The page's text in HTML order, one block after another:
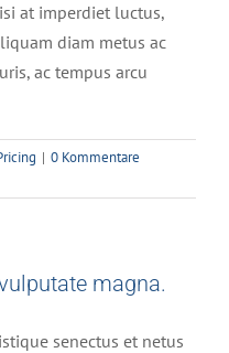
at imperdiet luctus,
diam metus ac
ac tempus arcu
| 0 Kommentare
magna.
senectus et netus